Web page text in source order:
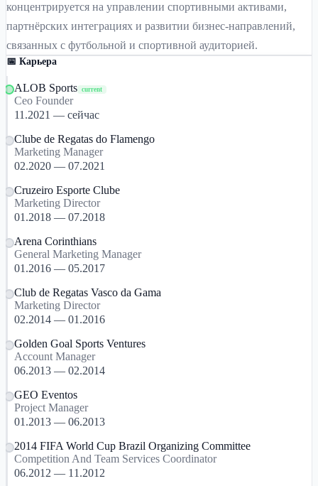
концентрируется на управлении спортивными активами,
партнёрских интеграциях и развитии бизнес-направлений,
связанных с футбольной и спортивной аудиторией.
📅 Карьера
ALOB Sports current
Ceo Founder
11.2021 — сейчас
Clube de Regatas do Flamengo
Marketing Manager
02.2020 — 07.2021
Cruzeiro Esporte Clube
Marketing Director
01.2018 — 07.2018
Arena Corinthians
General Marketing Manager
01.2016 — 05.2017
Club de Regatas Vasco da Gama
Marketing Director
02.2014 — 01.2016
Golden Goal Sports Ventures
Account Manager
06.2013 — 02.2014
GEO Eventos
Project Manager
01.2013 — 06.2013
2014 FIFA World Cup Brazil Organizing Committee
Competition And Team Services Coordinator
06.2012 — 11.2012